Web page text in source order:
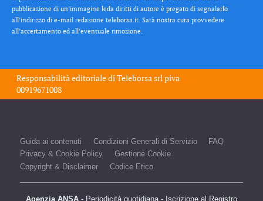
pubblicazione di un’immagine leda diritti di autore è pregato di segnalarlo
all’indirizzo di e-mail redazione teleborsa.it. Sarà nostra cura provvedere
all’accertamento ed all’eventuale rimozione.
Responsabilità editoriale diTeleborsa srlpiva
00919671008
Guida ai contenuti Condizioni Generali di Servizio
FAQ
Privacy & Cookie Policy
Gestione Cookie
Copyright & Disclaimer
Codice Etico
Agenzia ANSA - Periodicità quotidiana - Iscrizione al Registro